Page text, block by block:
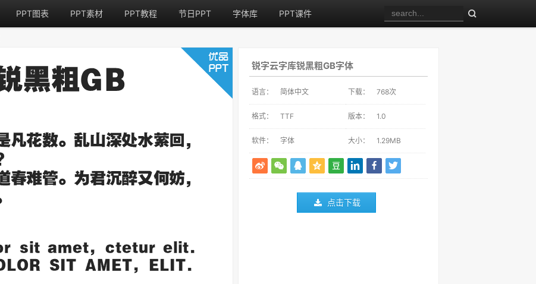
PPT图表 PPT素材 PPT教程 节日PPT 字体库 PPT课件
锐字云字库锐黑粗GB字体
语言： 简体中文 下载： 768次
格式： TTF 版本： 1.0
软件： 字体 大小： 1.29MB
点击下载